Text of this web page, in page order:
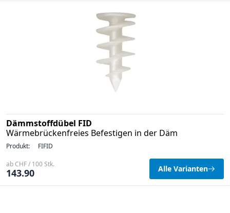
Dämmstoffdübel FID
Wärmebrückenfreies Befestigen in der Däm
Produkt: FIFID
ab CHF / 100 Stk.
143.90 Alle Varianten